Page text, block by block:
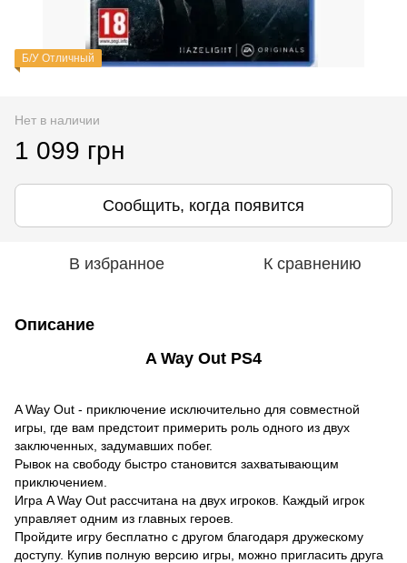
Б/У Отличный
Нет в наличии
1 099 грн
Сообщить, когда появится
В избранное К сравнению
Описание
A Way Out PS4
A Way Out - приключение исключительно для совместной
игры, где вам предстоит примерить роль одного из двух
заключенных, задумавших побег.
Рывок на свободу быстро становится захватывающим
приключением.
Игра A Way Out рассчитана на двух игроков. Каждый игрок
управляет одним из главных героев.
Пройдите игру бесплатно с другом благодаря дружескому
доступу. Купив полную версию игры, можно пригласить друга